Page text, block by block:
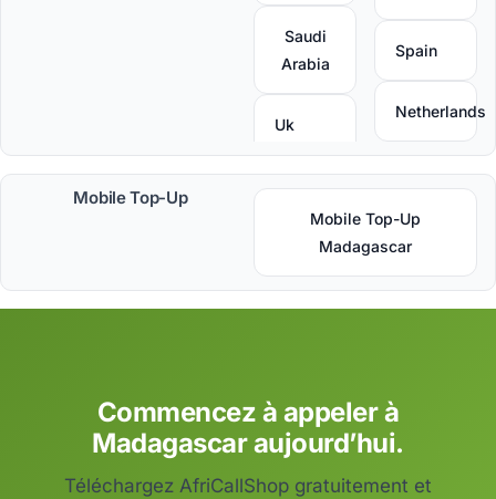
Saudi
Arabia
Uk
Spain
Netherlands
Mobile Top-Up
Mobile Top-Up
Madagascar
Commencez à appeler à
Madagascar aujourd’hui.
Téléchargez AfriCallShop gratuitement et